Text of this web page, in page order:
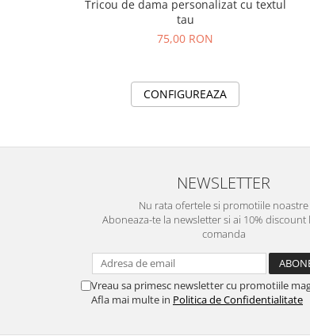
Tricou de dama personalizat cu textul
tau
75,00 RON
CONFIGUREAZA
NEWSLETTER
Nu rata ofertele si promotiile noastre
Aboneaza-te la newsletter si ai 10% discount
comanda
Vreau sa primesc newsletter cu promotiile
Afla mai multe in Politica de Confidentialitate